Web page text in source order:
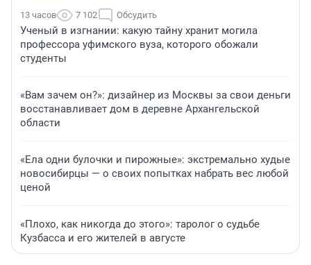
13 часов 7 102 Обсудить
Ученый в изгнании: какую тайну хранит могила
профессора уфимского вуза, которого обожали
студенты
«Вам зачем он?»: дизайнер из Москвы за свои деньги
восстанавливает дом в деревне Архангельской
области
«Ела одни булочки и пирожные»: экстремально худые
новосибирцы — о своих попытках набрать вес любой
ценой
«Плохо, как никогда до этого»: таролог о судьбе
Кузбасса и его жителей в августе